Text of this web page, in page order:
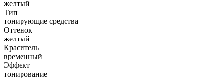
желтый
Тип
тонирующие средства
Оттенок
желтый
Краситель
временный
Эффект
тонирование